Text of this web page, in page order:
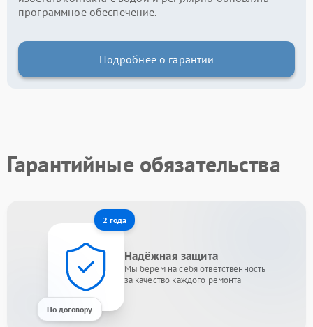
программное обеспечение.
Подробнее о гарантии
Гарантийные обязательства
2 года
По договору
Надёжная защита
Мы берём на себя ответственность
за качество каждого ремонта